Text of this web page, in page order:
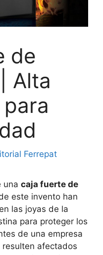
de
Alta
Ferrepat
una caja fuerte de
este invento han
las joyas de la
para proteger los
de una empresa
resulten afectados